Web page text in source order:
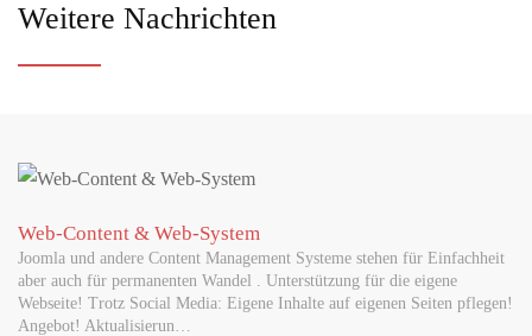
Weitere Nachrichten
Web-Content & Web-System
Joomla und andere Content Management Systeme stehen für Einfachheit
aber auch für permanenten Wandel . Unterstützung für die eigene
Webseite! Trotz Social Media: Eigene Inhalte auf eigenen Seiten pflegen!
Angebot! Aktualisierun…